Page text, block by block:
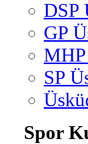
DSP
GP
SP
Spor